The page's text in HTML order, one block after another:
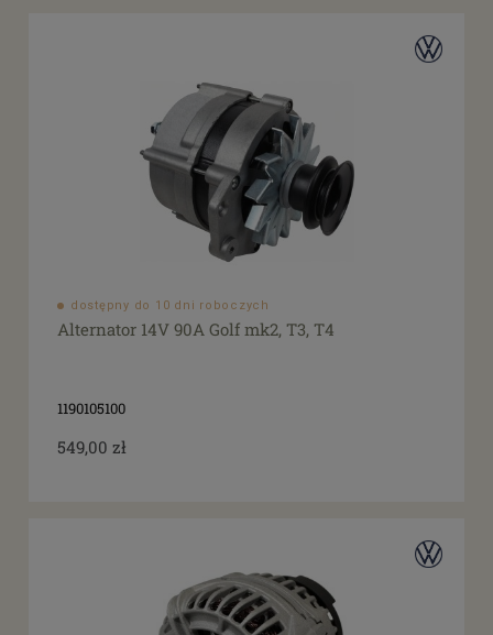
dostępny do 10 dni roboczych
Alternator 14V 90A Golf mk2, T3, T4
1190105100
549,00 zł